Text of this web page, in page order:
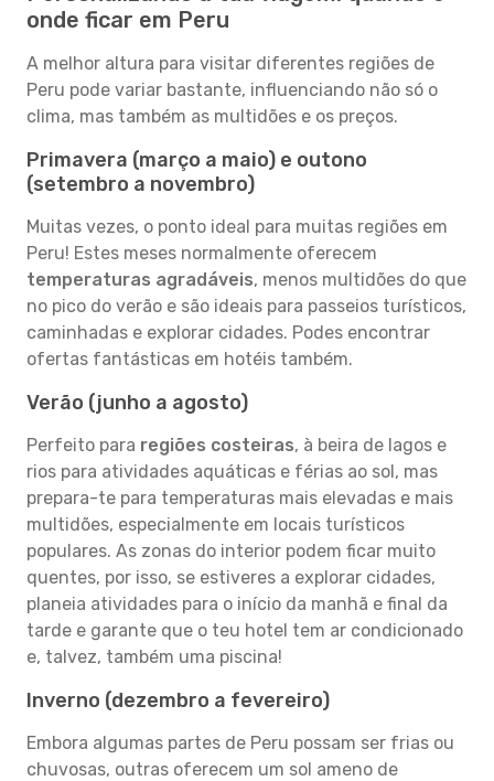
onde ficar em Peru
A melhor altura para visitar diferentes regiões de
Peru pode variar bastante, influenciando não só o
clima, mas também as multidões e os preços.
Primavera (março a maio) e outono
(setembro a novembro)
Muitas vezes, o ponto ideal para muitas regiões em
Peru! Estes meses normalmente oferecem
temperaturas agradáveis, menos multidões do que
no pico do verão e são ideais para passeios turísticos,
caminhadas e explorar cidades. Podes encontrar
ofertas fantásticas em hotéis também.
Verão (junho a agosto)
Perfeito para regiões costeiras, à beira de lagos e
rios para atividades aquáticas e férias ao sol, mas
prepara-te para temperaturas mais elevadas e mais
multidões, especialmente em locais turísticos
populares. As zonas do interior podem ficar muito
quentes, por isso, se estiveres a explorar cidades,
planeia atividades para o início da manhã e final da
tarde e garante que o teu hotel tem ar condicionado
e, talvez, também uma piscina!
Inverno (dezembro a fevereiro)
Embora algumas partes de Peru possam ser frias ou
chuvosas, outras oferecem um sol ameno de